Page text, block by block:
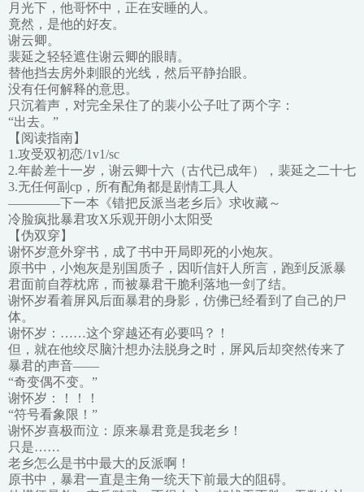
月光下，他哥怀中，正在安睡的人。
竟然，是他的好友。
谢云卿。
裴延之轻轻遮住谢云卿的眼睛。
替他挡去房外刺眼的光线，然后平静抬眼。
没有任何解释的意思。
只沉着声，对完全呆住了的裴小公子吐了两个字：
“出去。”
【阅读指南】
1.攻受双初恋/1v1/sc
2.年龄差十一岁，谢云卿十六（古代已成年），裴延之二十七
3.无任何副cp，所有配角都是剧情工具人
————下一本《错把反派当老乡后》求收藏～
冷脸疯批暴君攻X乐观开朗小太阳受
【伪双穿】
谢怀岁意外穿书，成了书中开局即死的小炮灰。
原书中，小炮灰是别国质子，因听信奸人所言，跑到反派暴
君面前自荐枕席，而被暴君干脆利落地一剑了结。
谢怀岁看着屏风后面暴君的身影，仿佛已经看到了自己的尸
体。
谢怀岁：……这个穿越还有必要吗？！
但，就在他绞尽脑汁想办法脱身之时，屏风后却突然传来了
暴君的声音——
“奇变偶不变。”
谢怀岁：！！！
“符号看象限！”
谢怀岁喜极而泣：原来暴君竟是我老乡！
只是……
老乡怎么是书中最大的反派啊！
原书中，暴君一直是主角一统天下前最大的阻碍。